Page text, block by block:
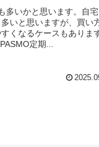
多いかと思います。自
いと思いますが、買い
くなるケースもありま
定期...